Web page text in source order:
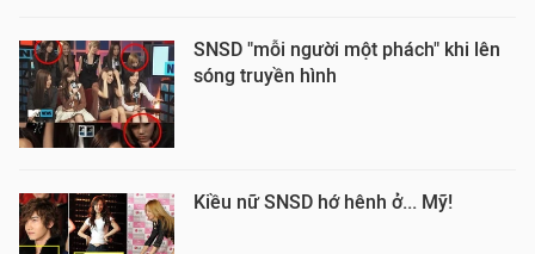
SNSD "mỗi người một phách" khi lên
sóng truyền hình
Kiều nữ SNSD hớ hênh ở... Mỹ!